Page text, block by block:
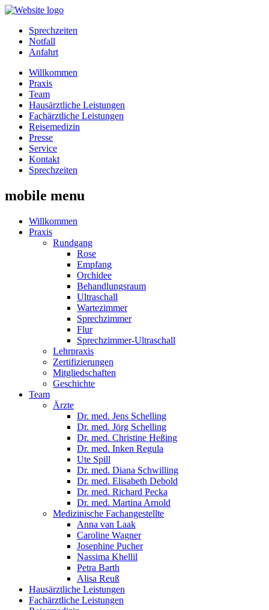
Sprechzeiten
Notfall
Anfahrt
Willkommen
Praxis
Team
Hausärztliche Leistungen
Fachärztliche Leistungen
Reisemedizin
Presse
Service
Kontakt
Sprechzeiten
mobile menu
Willkommen
Praxis
Rundgang
Rose
Empfang
Orchidee
Behandlungsraum
Ultraschall
Wartezimmer
Sprechzimmer
Flur
Sprechzimmer-Ultraschall
Lehrpraxis
Zertifizierungen
Mitgliedschaften
Geschichte
Team
Ärzte
Dr. med. Jens Schelling
Dr. med. Jörg Schelling
Dr. med. Christine Heßing
Dr. med. Inken Regula
Ute Spill
Dr. med. Diana Schwilling
Dr. med. Elisabeth Debold
Dr. med. Richard Pecka
Dr. med. Martina Arnold
Medizinische Fachangestellte
Anna van Laak
Caroline Wagner
Josephine Pucher
Nassima Khellil
Petra Barth
Alisa Reuß
Hausärztliche Leistungen
Fachärztliche Leistungen